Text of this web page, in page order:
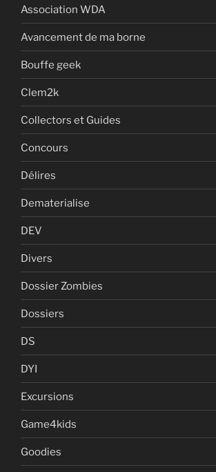
Association WDA
Avancement de ma borne
Bouffe geek
Clem2k
Collectors et Guides
Concours
Délires
Dematerialise
DEV
Divers
Dossier Zombies
Dossiers
DS
DYI
Excursions
Game4kids
Goodies